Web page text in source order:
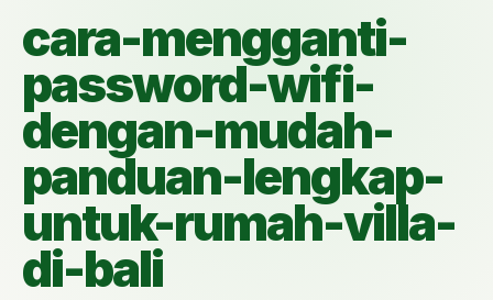
cara-mengganti-
password-wifi-
dengan-mudah-
panduan-lengkap-
untuk-rumah-villa-
di-bali